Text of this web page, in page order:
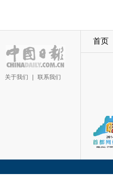
关于我们 联系我们
首页